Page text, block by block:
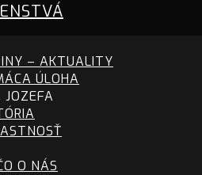
– AKTUALITY
ÚLOHA
JOZEFA
O NÁS